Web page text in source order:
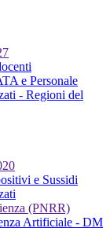
e Personale
- Regioni del
e Sussidi
(PNRR)
Artificiale - DM